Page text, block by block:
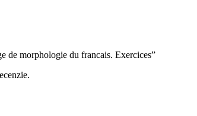
de morphologie du francais. Exercices”